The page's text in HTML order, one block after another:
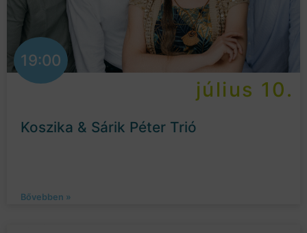
19:00
július 10.
Koszika & Sárik Péter Trió
Bővebben »